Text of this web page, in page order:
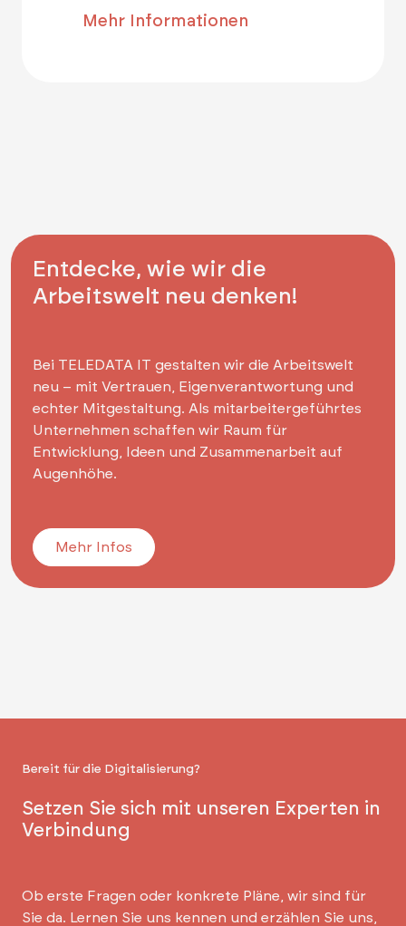
Mehr Informationen
Entdecke, wie wir die
Arbeitswelt neu denken!
Bei TELEDATA IT gestalten wir die Arbeitswelt
neu – mit Vertrauen, Eigenverantwortung und
echter Mitgestaltung. Als mitarbeitergeführtes
Unternehmen schaffen wir Raum für
Entwicklung, Ideen und Zusammenarbeit auf
Augenhöhe.
Mehr Infos
Bereit für die Digitalisierung?
Setzen Sie sich mit unseren Experten in
Verbindung
Ob erste Fragen oder konkrete Pläne, wir sind für
Sie da. Lernen Sie uns kennen und erzählen Sie uns,